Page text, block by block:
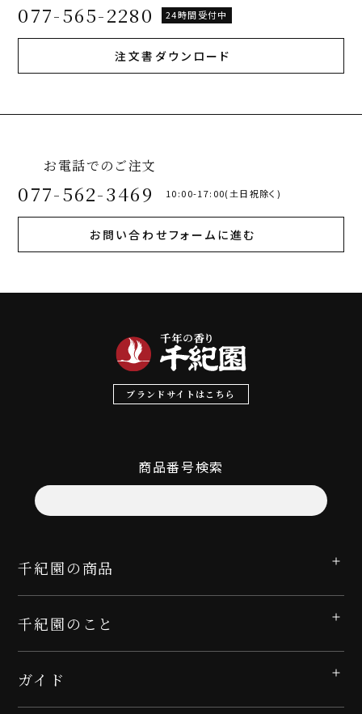
077-565-2280 24時間受付中
注文書ダウンロード
お電話でのご注文
077-562-3469 10:00-17:00(土日祝除く)
お問い合わせフォームに進む
ブランドサイトはこちら
商品番号検索
千紀園の商品
千紀園のこと
ガイド